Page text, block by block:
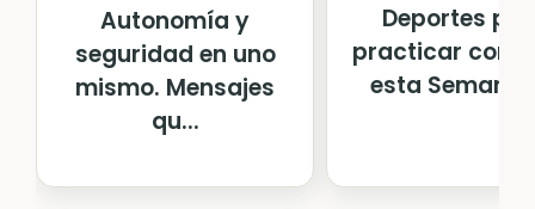
Autonomía y
seguridad en uno
mismo. Mensajes
qu...
Deportes
practicar con
esta Semana